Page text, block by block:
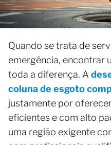
Quando se trata de
emergência, encontrar
toda a diferença. A
coluna de esgoto
justamente por
eficientes e com alto
uma região exigente